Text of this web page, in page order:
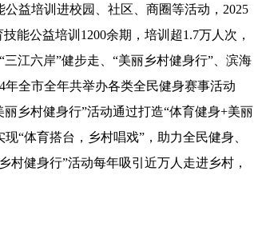
益培训进校园、社区、商圈等活动，2025
能公益培训1200余期，培训超1.7万人次，
江六岸”健步走、“美丽乡村健身行”、滨海
全市全年共举办各类全民健身赛事活动
乡村健身行”活动通过打造“体育健身+美丽
“体育搭台，乡村唱戏”，助力全民健身、
村健身行”活动每年吸引近万人走进乡村，